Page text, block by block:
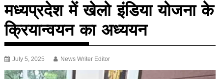
मध्यप्रदेश में खेलो इंडिया योजना के
क्रियान्वयन का अध्ययन
July 5, 2025 News Writer Editor